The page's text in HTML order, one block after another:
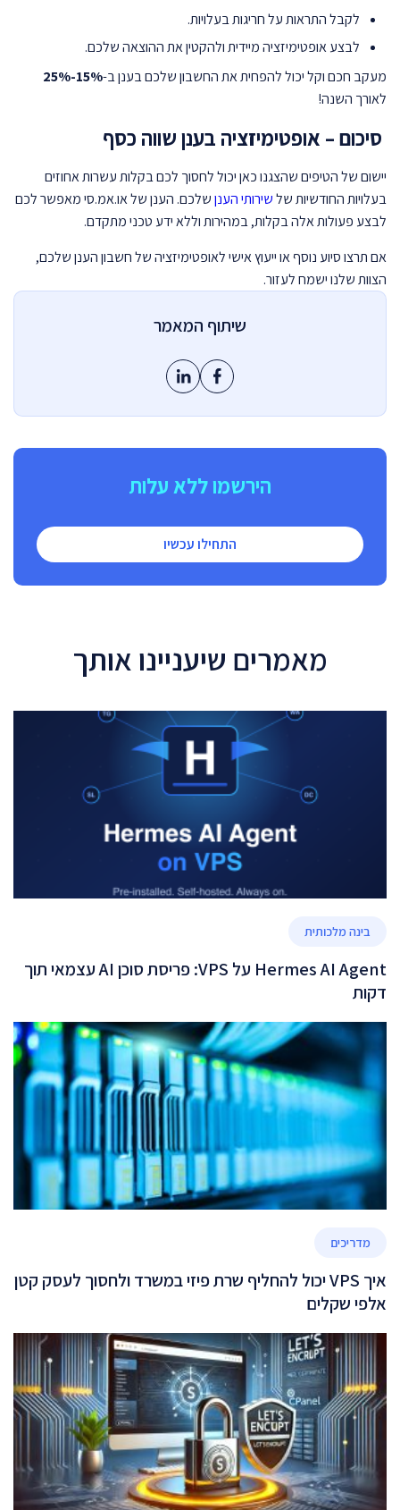
לקבל התראות על חריגות בעלויות.
לבצע אופטימיזציה מיידית ולהקטין את ההוצאה שלכם.
מעקב חכם וקל יכול להפחית את החשבון שלכם בענן ב-15%-25%
לאורך השנה!
סיכום – אופטימיזציה בענן שווה כסף
יישום של הטיפים שהצגנו כאן יכול לחסוך לכם בקלות עשרות אחוזים
בעלויות החודשיות שלשירותי הענןשלכם. הענן של או.אמ.סי מאפשר לכם
לבצע פעולות אלה בקלות, במהירות וללא ידע טכני מתקדם.
אם תרצו סיוע נוסף או ייעוץ אישי לאופטימיזציה של חשבון הענן שלכם,
הצוות שלנו ישמח לעזור.
שיתוף המאמר
הירשמו ללא עלות
התחילו עכשיו
מאמרים שיעניינו אותך
בינה מלכותית
Hermes AI Agent על VPS: פריסת סוכן AI עצמאי תוך
דקות
מדריכים
איך VPS יכול להחליף שרת פיזי במשרד ולחסוך לעסק קטן
אלפי שקלים